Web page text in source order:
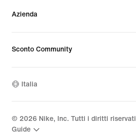
Azienda
Sconto Community
Italia
© 2026 Nike, Inc. Tutti i diritti riservati
Guide